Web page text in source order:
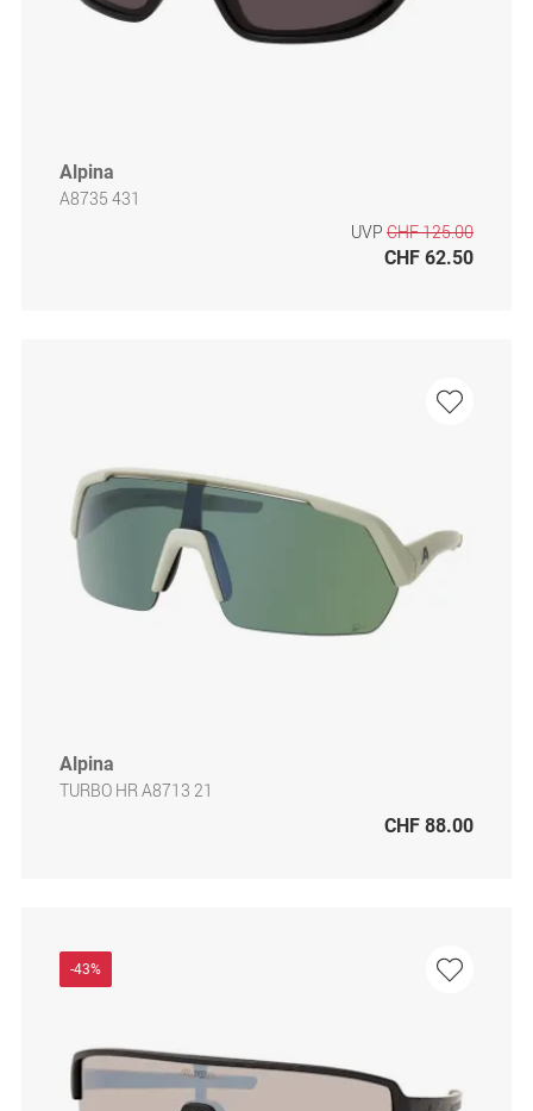
Alpina
A8735 431
UVP CHF 125.00
CHF 62.50
Alpina
TURBO HR A8713 21
CHF 88.00
-43%